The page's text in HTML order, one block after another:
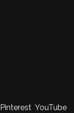
Pinterest YouTube